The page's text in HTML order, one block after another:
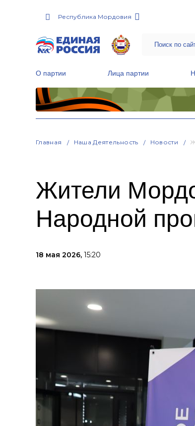
Республика Мордовия
О партии Лица партии
Главная Наша Деятельность Новости
Жители
Народной
18 мая 2026, 15:20